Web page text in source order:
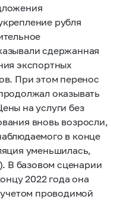
рубля
сдержанная
экспортных
При этом перенос
оказывать
на услуги без
вновь возросли,
в конце
уменьшилась,
В базовом сценарии
2022 года она
проводимой